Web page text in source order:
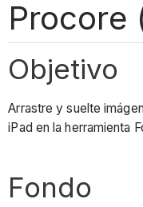
Procore
Objetivo
Arrastre y suelte
iPad en la herramienta
Fondo